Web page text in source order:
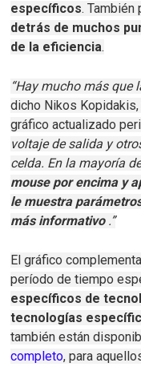
específicos.También
detrás de muchos
de la eficiencia.
“Hay mucho más que
dicho Nikos
gráfico actualizado
voltaje de salida y
celda. En la mayoría
mouse por encima y
le muestra
más informativo.”
El gráfico
período de tiempo
específicos de
tecnologías
también están
completo, para